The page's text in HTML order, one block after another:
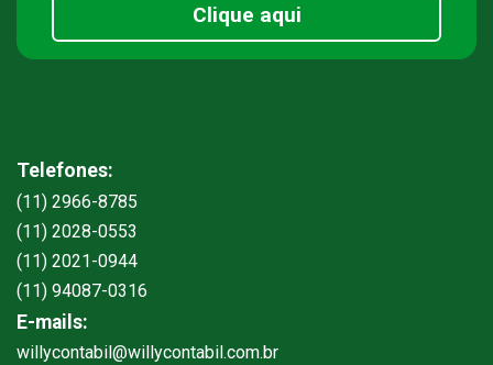
Clique aqui
Telefones:
(11) 2966-8785
(11) 2028-0553
(11) 2021-0944
(11) 94087-0316
E-mails:
willycontabil@willycontabil.com.br